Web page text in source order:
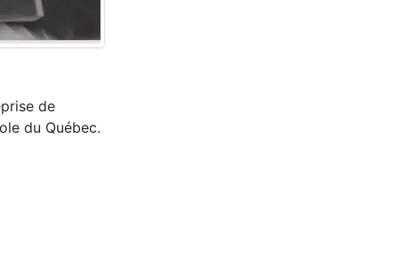
de
du Québec.